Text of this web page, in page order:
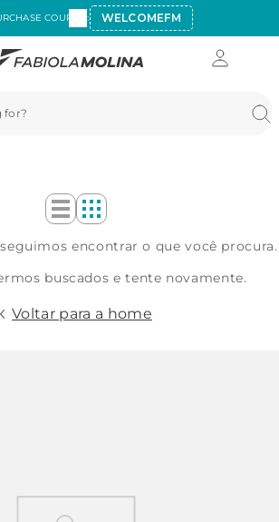
COUPON: WELCOMEFM
encontrar o que você procura.
buscados e tente novamente.
Voltar para a home